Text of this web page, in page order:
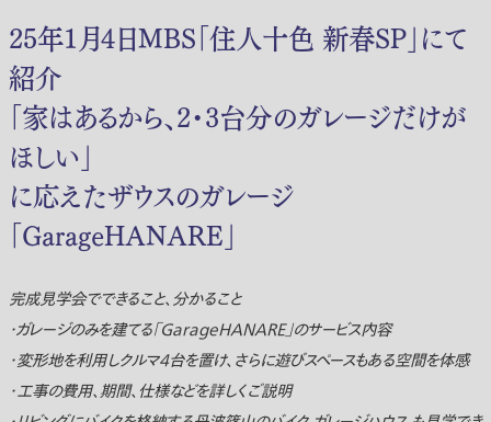
25年1月4日MBS「住人十色 新春SP」にて
紹介
「家はあるから、2・3台分のガレージだけが
ほしい」
に応えたザウスのガレージ
「GarageHANARE」
完成見学会でできること、分かること
・ガレージのみを建てる「GarageHANARE」のサービス内容
・変形地を利用しクルマ4台を置け、さらに遊びスペースもある空間を体感
・工事の費用、期間、仕様などを詳しくご説明